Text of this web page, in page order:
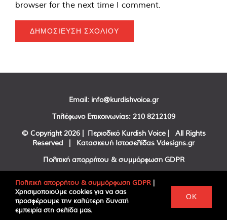
browser for the next time I comment.
Email: info@kurdishvoice.gr
Τηλέφωνο Επικοινωνίας: 210 8212109
© Copyright 2026 | Περιοδικό Kurdish Voice | All Rights
Reserved | Κατασκευή Ιστοσελίδας Vdesigns.gr
Πολιτική απορρήτου & συμμόρφωση GDPR
FacebookTwitter
Πολιτική απορρήτου & συμμόρφωση GDPR |
Χρησιμοποιούμε cookies για να σας
προσφέρουμε την καλύτερη δυνατή
εμπειρία στη σελίδα μας.
OK